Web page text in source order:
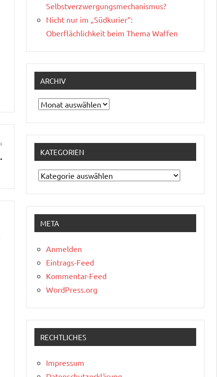
Selbstverzwergungsmechanismus?
Nicht nur im „Südkurier“:
Oberflächlichkeit beim Thema Waffen
ARCHIV
Archiv
KATEGORIEN
Kategorien
META
Anmelden
Eintrags-Feed
Kommentar-Feed
WordPress.org
RECHTLICHES
Impressum